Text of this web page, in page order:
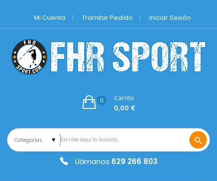
Mi Cuenta Tramitar Pedido Iniciar Sesión
Carrito
0
0,00 €
search
Llámanos 629 266 803